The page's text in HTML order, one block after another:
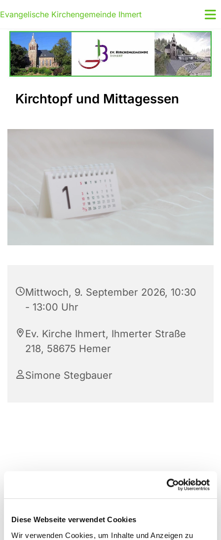
Diese Webseite verwendet Cookies
Wir verwenden Cookies, um Inhalte und Anzeigen zu
Evangelische Kirchengemeinde Ihmert
Kirchtopf und Mittagessen
Mittwoch, 9. September 2026, 10:30
- 13:00 Uhr
Ev. Kirche Ihmert, Ihmerter Straße
218, 58675 Hemer
Simone Stegbauer